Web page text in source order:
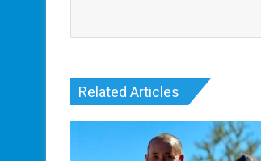
Related Articles